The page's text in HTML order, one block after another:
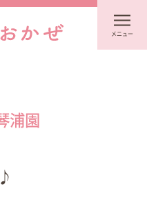
メニュー
浦園